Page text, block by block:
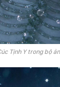
Tịnh Y trong bộ